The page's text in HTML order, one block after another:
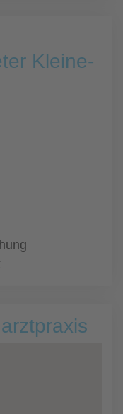
Kleine-